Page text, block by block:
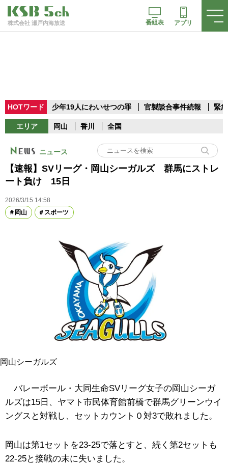
株式会社 瀬戸内海放送 番組表 アプリ
HOTワード 少年19人にわいせつの罪 官製談合事件続報 緊
エリア 岡山 香川 全国
ニュース
【速報】SVリーグ・岡山シーガルズ 群馬にストレ
ート負け 15日
2026/3/15 14:58
岡山
スポーツ
岡山シーガルズ
バレーボール・大同生命SVリーグ女子の岡山シーガ
ルズは15日、ヤマト市民体育館前橋で群馬グリーンウイ
ングスと対戦し、セットカウント０対3で敗れました。
岡山は第1セットを23-25で落とすと、続く第2セットも
22-25と接戦の末に失いました。